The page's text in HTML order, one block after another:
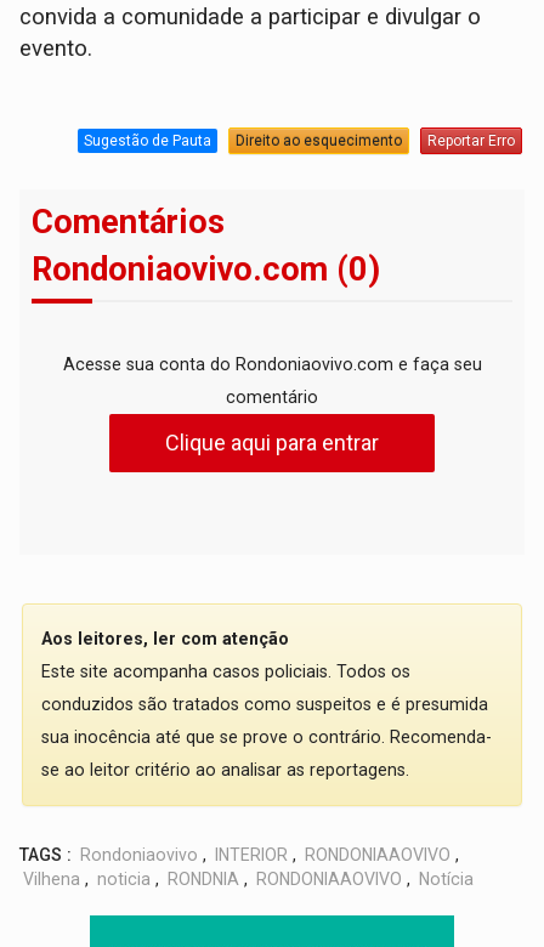
convida a comunidade a participar e divulgar o
evento.
Sugestão de Pauta Direito ao esquecimento Reportar Erro
Comentários
Rondoniaovivo.com (0)
Acesse sua conta do Rondoniaovivo.com e faça seu
comentário
Clique aqui para entrar
Aos leitores, ler com atenção
Este site acompanha casos policiais. Todos os
conduzidos são tratados como suspeitos e é presumida
sua inocência até que se prove o contrário. Recomenda-
se ao leitor critério ao analisar as reportagens.
TAGS : Rondoniaovivo , INTERIOR , RONDONIAAOVIVO ,
Vilhena , noticia , RONDNIA , RONDONIAAOVIVO , Notícia